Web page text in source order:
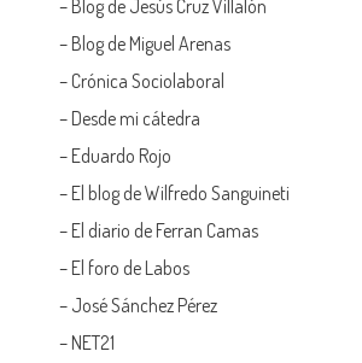
– Blog de Jesús Cruz Villalón
– Blog de Miguel Arenas
– Crónica Sociolaboral
– Desde mi cátedra
– Eduardo Rojo
– El blog de Wilfredo Sanguineti
– El diario de Ferran Camas
– El foro de Labos
– José Sánchez Pérez
– NET21